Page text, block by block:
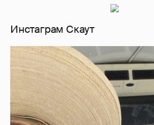
Инстаграм Скаут